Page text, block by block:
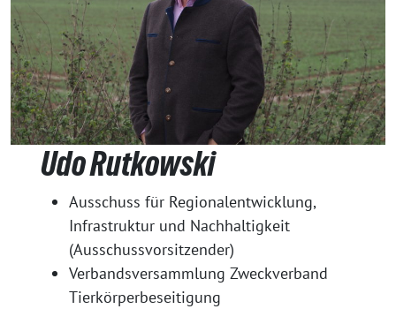
Udo Rutkowski
Ausschuss für Regionalentwicklung,
Infrastruktur und Nachhaltigkeit
(Ausschussvorsitzender)
Verbandsversammlung Zweckverband
Tierkörperbeseitigung